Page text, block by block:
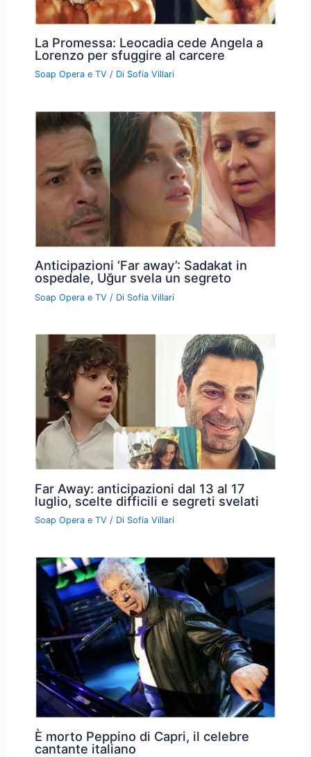
La Promessa: Leocadia cede Angela a
Lorenzo per sfuggire al carcere
Soap Opera e TV / Di Sofia Villari
Anticipazioni ‘Far away’: Sadakat in
ospedale, Uğur svela un segreto
Soap Opera e TV / Di Sofia Villari
Far Away: anticipazioni dal 13 al 17
luglio, scelte difficili e segreti svelati
Soap Opera e TV / Di Sofia Villari
È morto Peppino di Capri, il celebre
cantante italiano